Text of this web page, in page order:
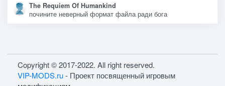
The Requiem Of Humankind
почините неверный формат файла ради бога
Copyright © 2017-2022. All right reserved.
VIP-MODS.ru- Проект посвященный игровым